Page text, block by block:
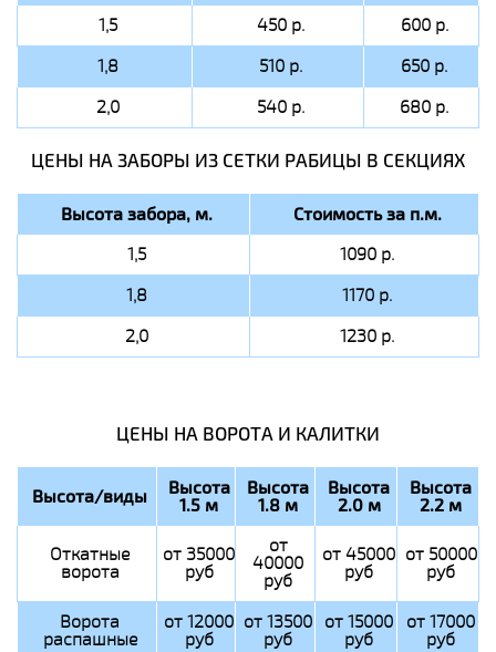
1,5 450 р.
600 р.
1,8
510 р.
650 р.
2,0
540 р. 680 р.
ЦЕНЫ НА ЗАБОРЫ ИЗ СЕТКИ РАБИЦЫ В СЕКЦИЯХ
Высота забора, м. Стоимость за п.м.
1,5
1090 р.
1,8
1170 р.
2,0
1230 р.
ЦЕНЫ НА ВОРОТА И КАЛИТКИ
Высота/виды Высота
1.5 м
Высота
1.8 м
Высота
2.0 м
Высота
2.2 м
Откатные
ворота
от 35000
руб
от
40000
руб
от 45000
руб
от 50000
руб
Ворота
распашные
от 12000
руб
от 13500
руб
от 15000
руб
от 17000
руб